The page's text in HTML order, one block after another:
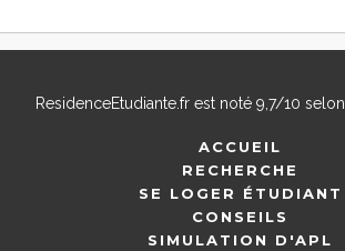
ResidenceEtudiante.frest noté 9,7/10 selon
ACCUEIL
RECHERCHE
SE LOGER ÉTUDIANT
CONSEILS
SIMULATION D'APL